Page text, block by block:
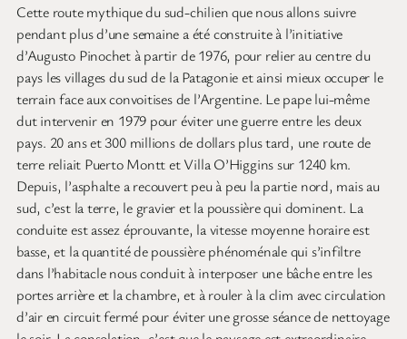
Cette route mythique du sud-chilien que nous allons suivre
pendant plus d’une semaine a été construite à l’initiative
d’Augusto Pinochet à partir de 1976, pour relier au centre du
pays les villages du sud de la Patagonie et ainsi mieux occuper le
terrain face aux convoitises de l’Argentine. Le pape lui-même
dut intervenir en 1979 pour éviter une guerre entre les deux
pays. 20 ans et 300 millions de dollars plus tard, une route de
terre reliait Puerto Montt et Villa O’Higgins sur 1240 km.
Depuis, l’asphalte a recouvert peu à peu la partie nord, mais au
sud, c’est la terre, le gravier et la poussière qui dominent. La
conduite est assez éprouvante, la vitesse moyenne horaire est
basse, et la quantité de poussière phénoménale qui s’infiltre
dans l’habitacle nous conduit à interposer une bâche entre les
portes arrière et la chambre, et à rouler à la clim avec circulation
d’air en circuit fermé pour éviter une grosse séance de nettoyage